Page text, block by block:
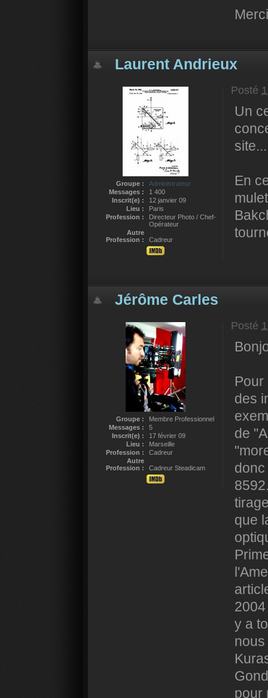
Laurent Andrieux
Groupe :
Administrateur
Messages :
1 400
Inscrit(e) :
12 janvier 09
Lieu :
Paris
Profession :
Directeur Photo / Chef-
Opérateur
Autre
Profession :
Cadreur
Posté
Un
site...
En
Jérôme Carles
Groupe :
Membre Professionnel
Messages :
5
Inscrit(e) :
17 février 09
Lieu :
Marseille
Profession :
Cadreur
Autre
Profession :
Cadreur Steadicam
Posté
Pour
des
de
que
y a
pour